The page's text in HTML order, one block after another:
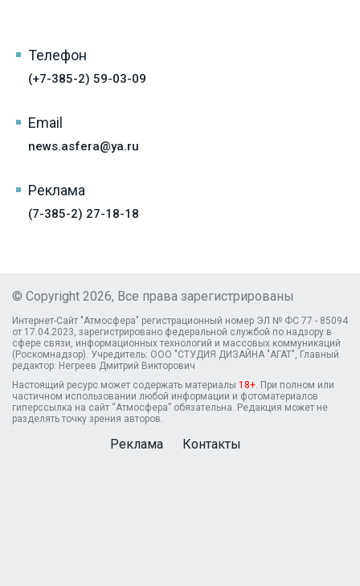
Телефон
(+7-385-2) 59-03-09
Email
news.asfera@ya.ru
Реклама
(7-385-2) 27-18-18
© Copyright 2026, Все права зарегистрированы
Интернет-Сайт "Атмосфера" регистрационный номер ЭЛ № ФС 77 - 85094
от 17.04.2023, зарегистрировано федеральной службой по надзору в
сфере связи, информационных технологий и массовых коммуникаций
(Роскомнадзор). Учредитель: ООО "СТУДИЯ ДИЗАЙНА "АГАТ", Главный
редактор: Негреев Дмитрий Викторович
Настоящий ресурс может содержать материалы 18+. При полном или
частичном использовании любой информации и фотоматериалов
гиперссылка на сайт “Атмосфера” обязательна. Редакция может не
разделять точку зрения авторов.
Реклама Контакты